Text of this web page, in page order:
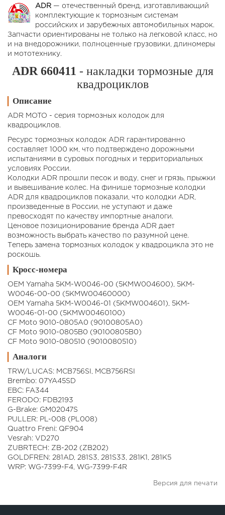
ADR — отечественный бренд, изготавливающий
комплектующие к тормозным системам
российских и зарубежных автомобильных марок.
Запчасти ориентированы не только на легковой класс, но
и на внедорожники, полноценные грузовики, длиномеры
и мототехнику.
ADR 660411 - накладки тормозные для
квадроциклов
Описание
ADR MOTO - серия тормозных колодок для
квадроциклов.
Ресурс тормозных колодок ADR гарантированно
составляет 1000 км, что подтверждено дорожными
испытаниями в суровых погодных и территориальных
условиях России.
Колодки ADR прошли песок и воду, снег и грязь, прыжки
и вывешивание колес. На финише тормозные колодки
ADR для квадроциклов показали, что колодки ADR,
произведенные в России, не уступают и даже
превосходят по качеству импортные аналоги.
Ценовое позиционирование бренда ADR дает
возможность выбрать качество по разумной цене.
Теперь замена тормозных колодок у квадроцикла это не
роскошь.
Кросс-номера
OEM Yamaha 5KM-W0046-00 (5KMW004600), 5KM-
W0046-00-00 (5KMW00460000)
OEM Yamaha 5KM-W0046-01 (5KMW004601), 5KM-
W0046-01-00 (5KMW00460100)
CF Moto 9010-0805A0 (90100805A0)
CF Moto 9010-0805B0 (90100805B0)
CF Moto 9010-080510 (9010080510)
Аналоги
TRW/LUCAS: MCB756SI, MCB756RSI
Brembo: 07YA45SD
EBC: FA344
FERODO: FDB2193
G-Brake: GM02047S
PULLER: PL-008 (PL008)
Quattro Freni: QF904
Vesrah: VD270
ZUBRTECH: ZB-202 (ZB202)
GOLDFREN: 281AD, 281S3, 281S33, 281K1, 281K5
WRP: WG-7399-F4, WG-7399-F4R
Версия для печати